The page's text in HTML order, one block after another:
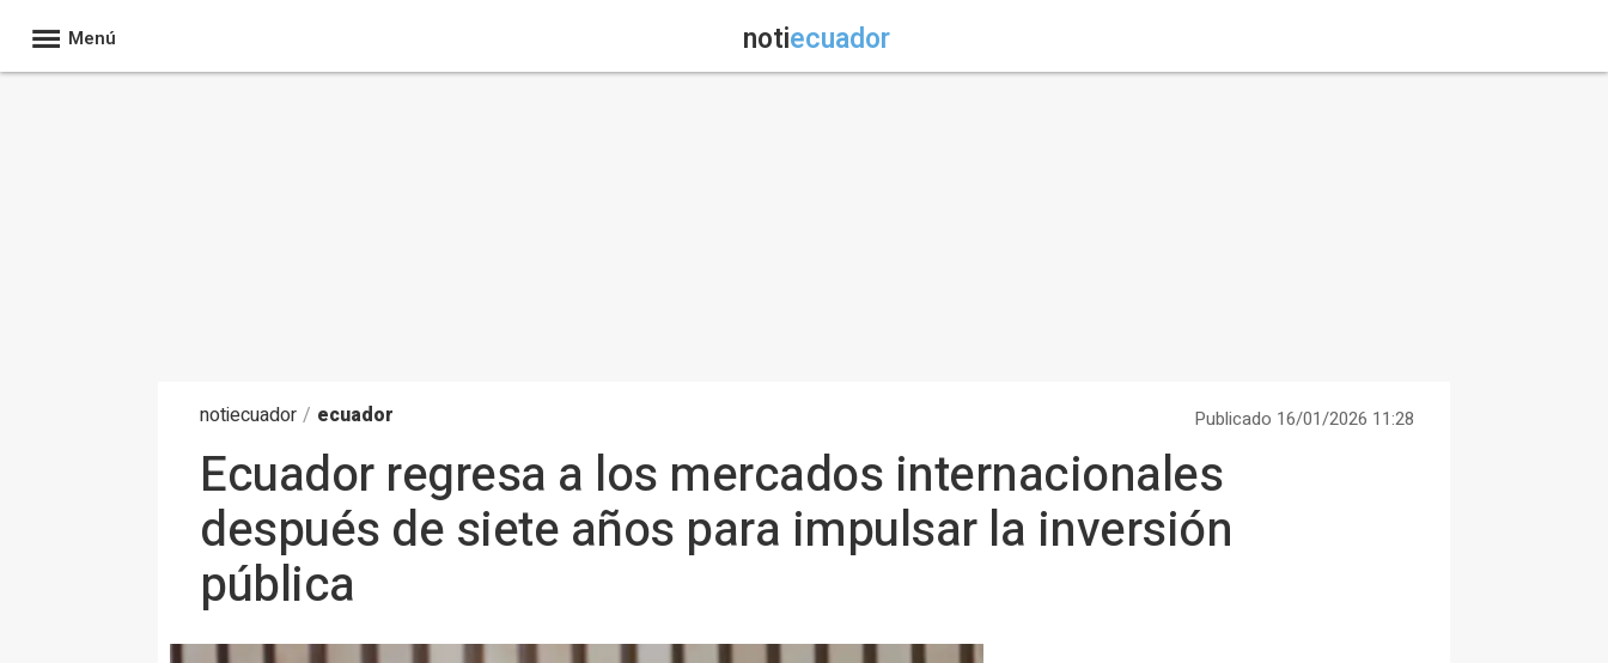
Menú notiecuador
notiecuador / ecuador Publicado 16/01/2026 11:28
Ecuador regresa a los mercados internacionales
después de siete años para impulsar la inversión
pública